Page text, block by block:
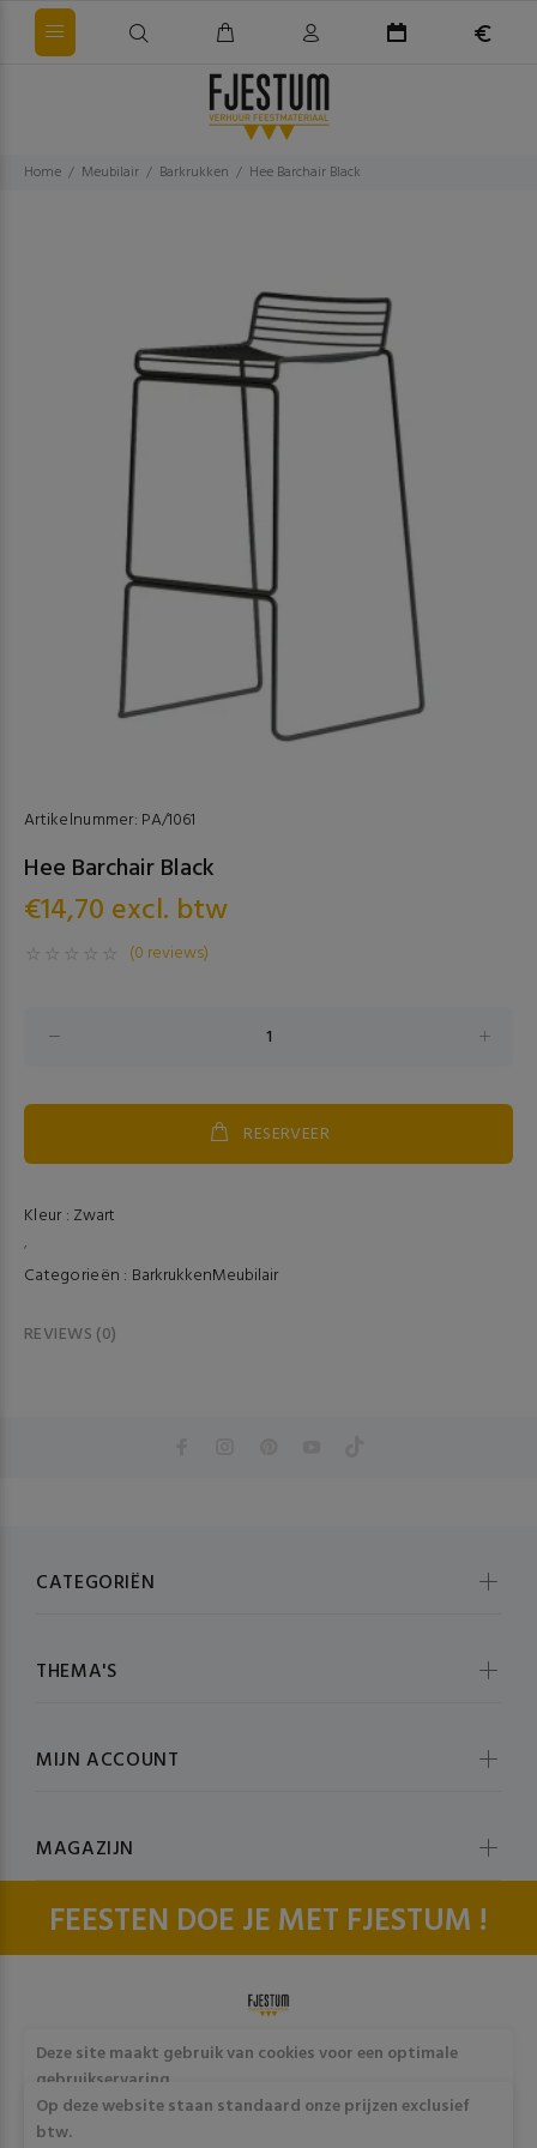
Home Meubilair Barkrukken Hee Barchair Black
Artikelnummer: PA/1061
Hee Barchair Black
€14,70 excl. btw
(0 reviews)
RESERVEER
Kleur : Zwart
,
Categorieën : BarkrukkenMeubilair
REVIEWS (0)
FEESTEN DOE JE MET FJESTUM !
CATEGORIËN
THEMA'S
MIJN ACCOUNT
MAGAZIJN
© fjestum 2020-2026. All Rights ReservedCookie & Privacy
Deze site maakt gebruik van cookies voor een optimale
gebruikservaring
Door op "Akkoord" te klikken of verder gebruik te maken
van deze website gaat stemt u in met het gebruik van deze
Op deze website staan standaard onze prijzen exclusief
btw.